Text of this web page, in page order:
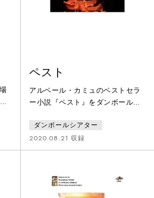
ペスト
アルベール・カミュのベストセラ
ー小説『ペスト』をダンボールシ
ジェリアの港町オランにペストが
蔓延し、都市が閉鎖される中、
人々が絶望の中で生きる姿を描い
て大きく変化してしまった世の
中。不安に駆られる日々を過ごす
ダンボールシアター
2020.08.21 収録